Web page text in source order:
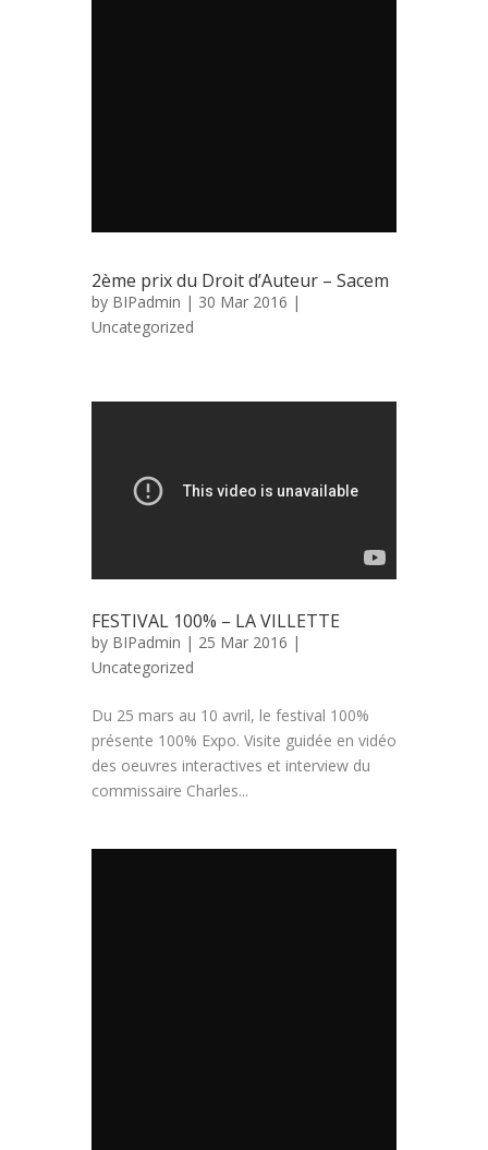
2ème prix du Droit d’Auteur – Sacem
by BIPadmin | 30 Mar 2016 |
Uncategorized
FESTIVAL 100% – LA VILLETTE
by BIPadmin | 25 Mar 2016 |
Uncategorized
Du 25 mars au 10 avril, le festival 100%
présente 100% Expo. Visite guidée en vidéo
des oeuvres interactives et interview du
commissaire Charles...